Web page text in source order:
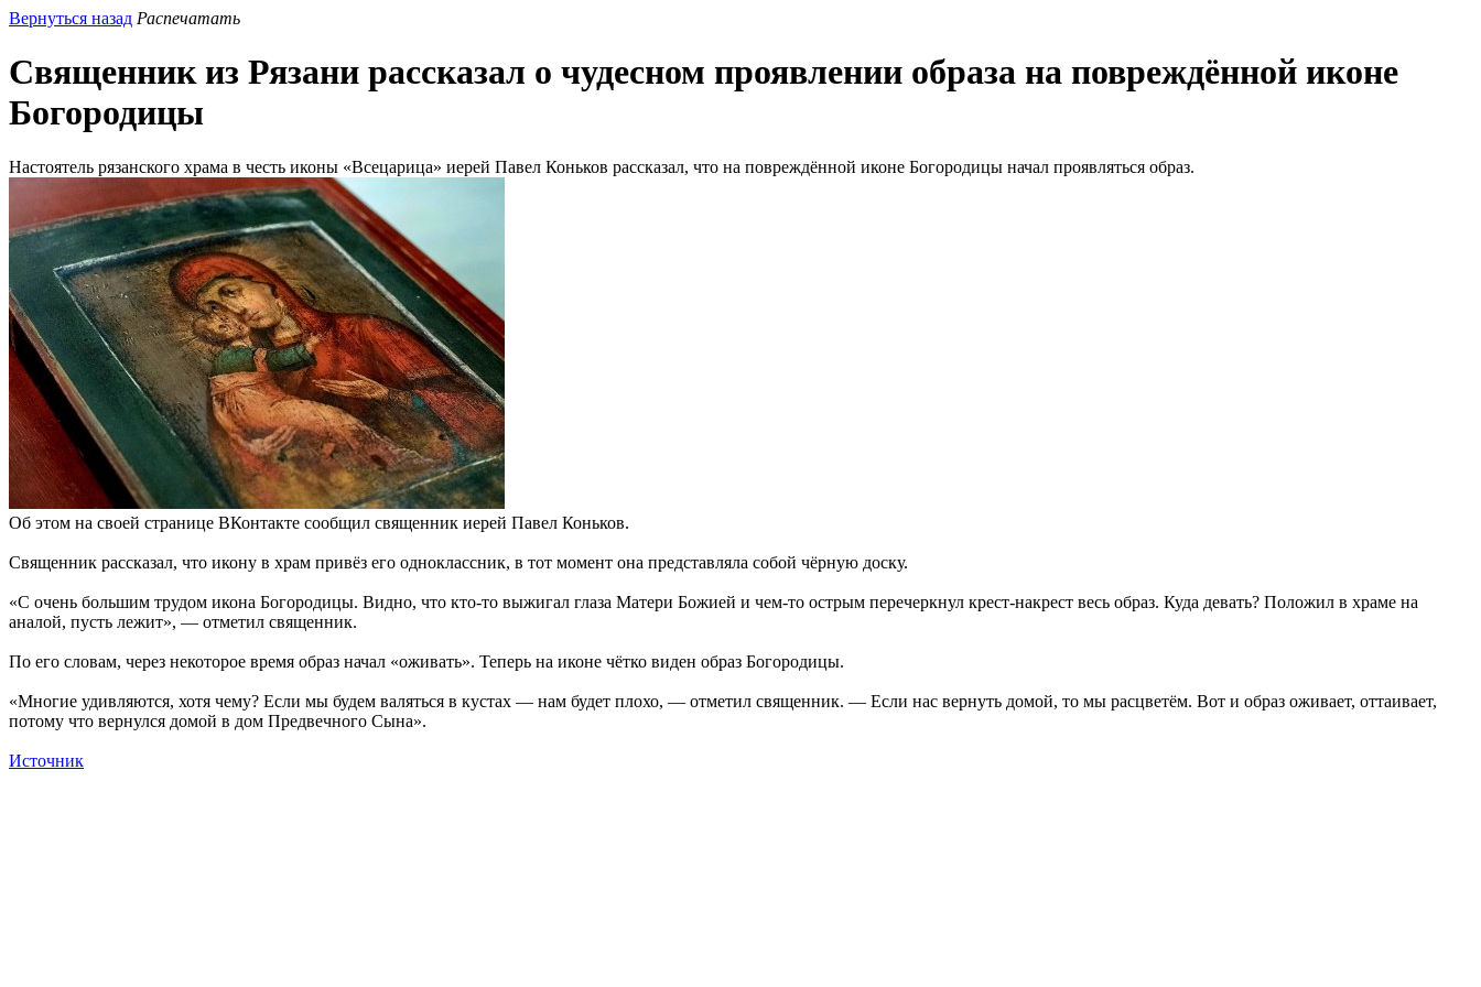
Вернуться назад Распечатать
Священник из Рязани рассказал о чудесном проявлении образа на повреждённой иконе
Богородицы
Настоятель рязанского храма в честь иконы «Всецарица» иерей Павел Коньков рассказал, что на повреждённой иконе Богородицы начал проявляться образ.
Об этом на своей странице ВКонтакте сообщил священник иерей Павел Коньков.
Священник рассказал, что икону в храм привёз его одноклассник, в тот момент она представляла собой чёрную доску.
«С очень большим трудом икона Богородицы. Видно, что кто-то выжигал глаза Матери Божией и чем-то острым перечеркнул крест-накрест весь образ. Куда девать? Положил в храме на
аналой, пусть лежит», — отметил священник.
По его словам, через некоторое время образ начал «оживать». Теперь на иконе чётко виден образ Богородицы.
«Многие удивляются, хотя чему? Если мы будем валяться в кустах — нам будет плохо, — отметил священник. — Если нас вернуть домой, то мы расцветём. Вот и образ оживает, оттаивает,
потому что вернулся домой в дом Предвечного Сына».
Источник